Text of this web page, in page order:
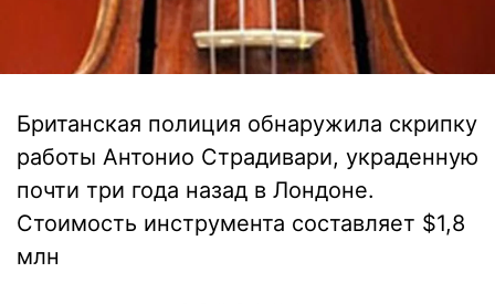
Британская полиция обнаружила скрипку
работы Антонио Страдивари, украденную
почти три года назад в Лондоне.
Стоимость инструмента составляет $1,8
млн